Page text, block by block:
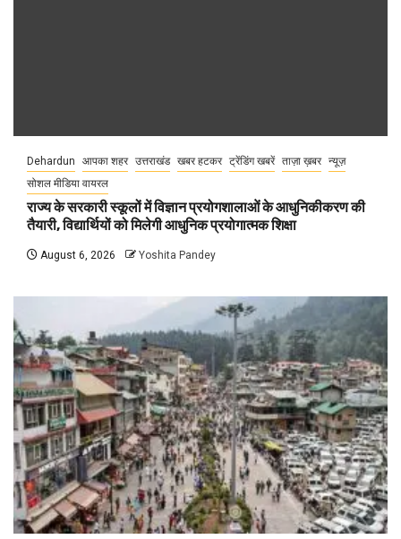
Dehardun आपका शहर उत्तराखंड खबर हटकर ट्रेंडिंग खबरें ताज़ा ख़बर न्यूज़
सोशल मीडिया वायरल
राज्य के सरकारी स्कूलों में विज्ञान प्रयोगशालाओं के आधुनिकीकरण की
तैयारी, विद्यार्थियों को मिलेगी आधुनिक प्रयोगात्मक शिक्षा
August 6, 2026 Yoshita Pandey